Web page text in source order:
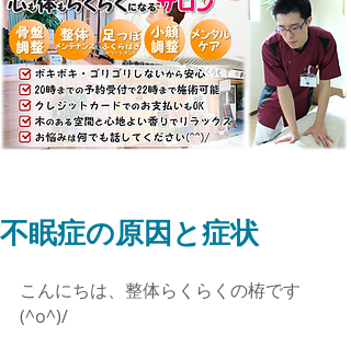
不眠症の原因と症状
こんにちは、整体らくらくの栫です
(^o^)/